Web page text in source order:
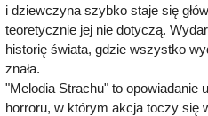
i dziewczyna szybko staje się
teoretycznie jej nie dotyczą.
historię świata, gdzie wszystko
znała.
"Melodia Strachu" to opowiadanie
horroru, w którym akcja toczy się